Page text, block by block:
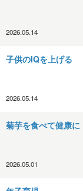
2026.05.14
子供のIQを上げる
2026.05.14
菊芋を食べて健康に
2026.05.01